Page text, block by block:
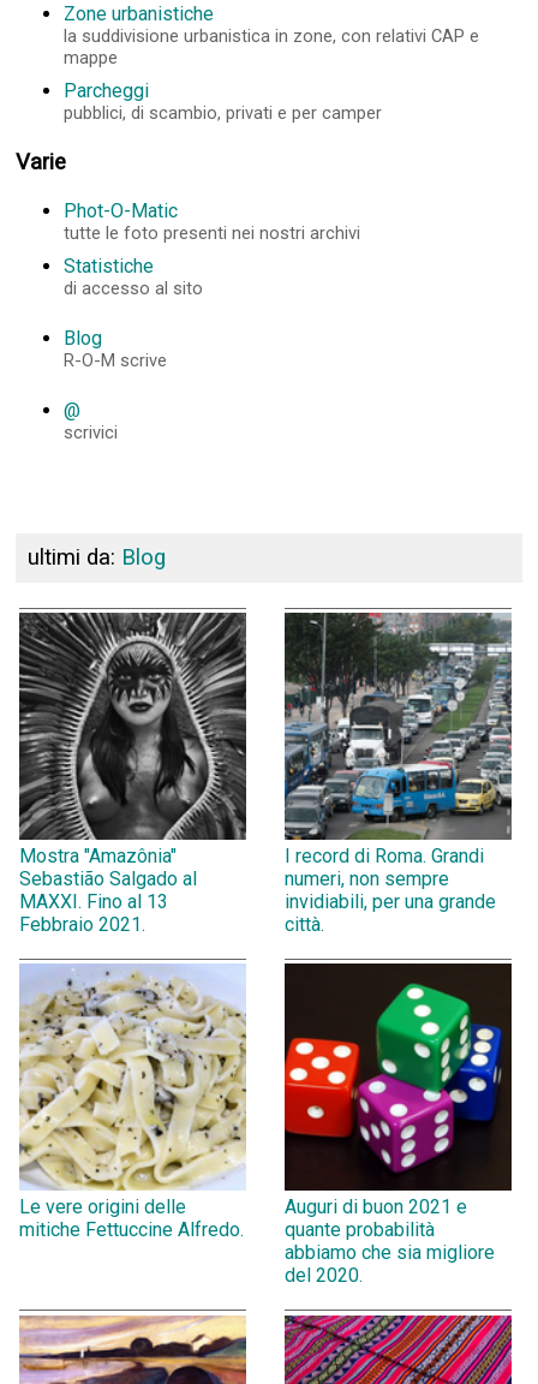
Zone urbanistiche
la suddivisione urbanistica in zone, con relativi CAP e
mappe
Parcheggi
pubblici, di scambio, privati e per camper
Varie
Phot-O-Matic
tutte le foto presenti nei nostri archivi
Statistiche
di accesso al sito
Blog
R-O-M scrive
@
scrivici
ultimi da: Blog
Mostra "Amazônia"
Sebastião Salgado al
MAXXI. Fino al 13
Febbraio 2021.
I record di Roma. Grandi
numeri, non sempre
invidiabili, per una grande
città.
Le vere origini delle
mitiche Fettuccine Alfredo.
Auguri di buon 2021 e
quante probabilità
abbiamo che sia migliore
del 2020.